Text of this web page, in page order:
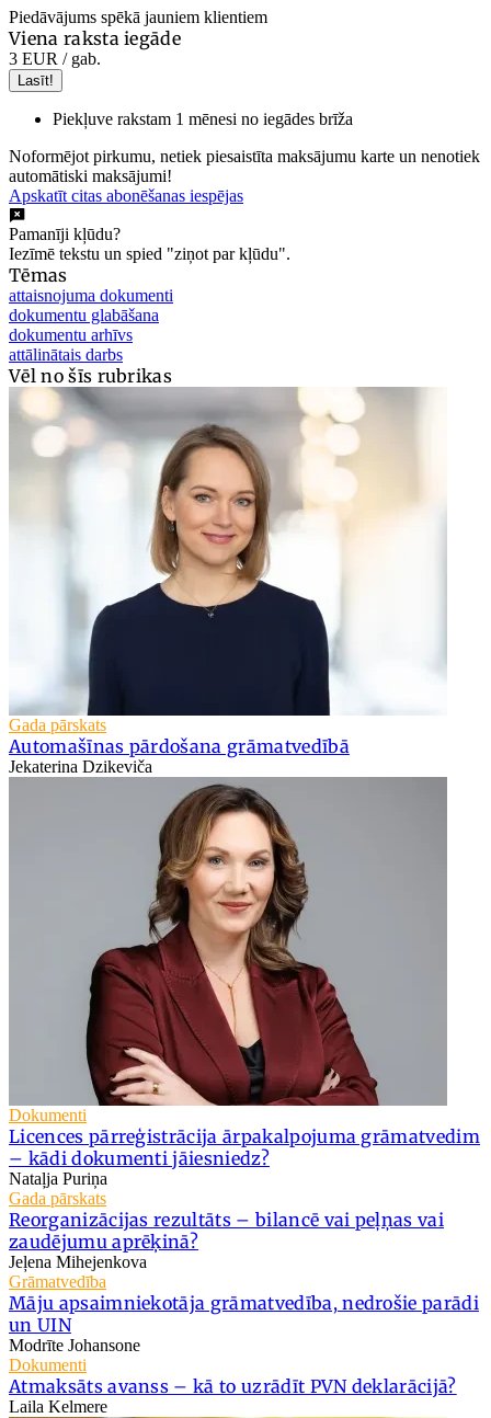
Piedāvājums spēkā jauniem klientiem
Viena raksta iegāde
3 EUR / gab.
Lasīt!
Piekļuve rakstam 1 mēnesi no iegādes brīža
Noformējot pirkumu, netiek piesaistīta maksājumu karte un nenotiek
automātiski maksājumi!
Apskatīt citas abonēšanas iespējas
Pamanīji kļūdu?
Iezīmē tekstu un spied "ziņot par kļūdu".
Tēmas
attaisnojuma dokumenti
dokumentu glabāšana
dokumentu arhīvs
attālinātais darbs
Vēl no šīs rubrikas
Gada pārskats
Automašīnas pārdošana grāmatvedībā
Jekaterina Dzikeviča
Dokumenti
Licences pārreģistrācija ārpakalpojuma grāmatvedim
– kādi dokumenti jāiesniedz?
Nataļja Puriņa
Gada pārskats
Reorganizācijas rezultāts – bilancē vai peļņas vai
zaudējumu aprēķinā?
Jeļena Mihejenkova
Grāmatvedība
Māju apsaimniekotāja grāmatvedība, nedrošie parādi
un UIN
Modrīte Johansone
Dokumenti
Atmaksāts avanss – kā to uzrādīt PVN deklarācijā?
Laila Kelmere